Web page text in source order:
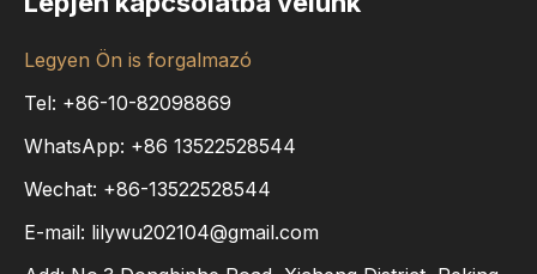
Legyen Ön is forgalmazó
Tel: +86-10-82098869
WhatsApp: +86 13522528544
Wechat: +86-13522528544
E-mail: lilywu202104@gmail.com